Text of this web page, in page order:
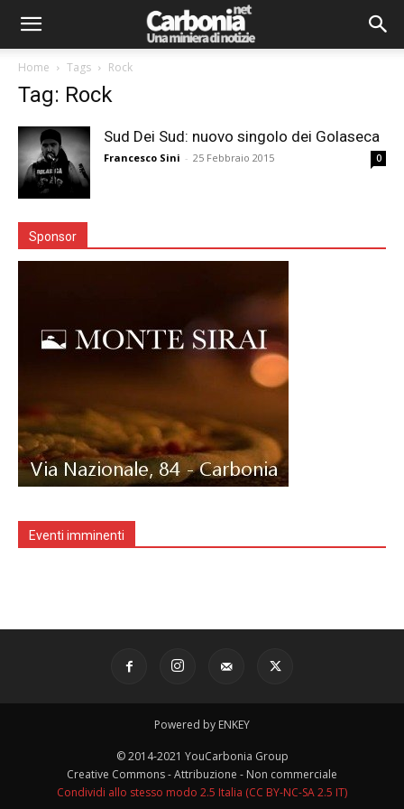
Home Tags Rock
Tag: Rock
Sud Dei Sud: nuovo singolo dei Golaseca
Francesco Sini - 25 Febbraio 2015 0
Sponsor
Eventi imminenti
Powered by ENKEY
© 2014-2021 YouCarbonia Group
Creative Commons - Attribuzione - Non commerciale
Condividi allo stesso modo 2.5 Italia (CC BY-NC-SA 2.5 IT)